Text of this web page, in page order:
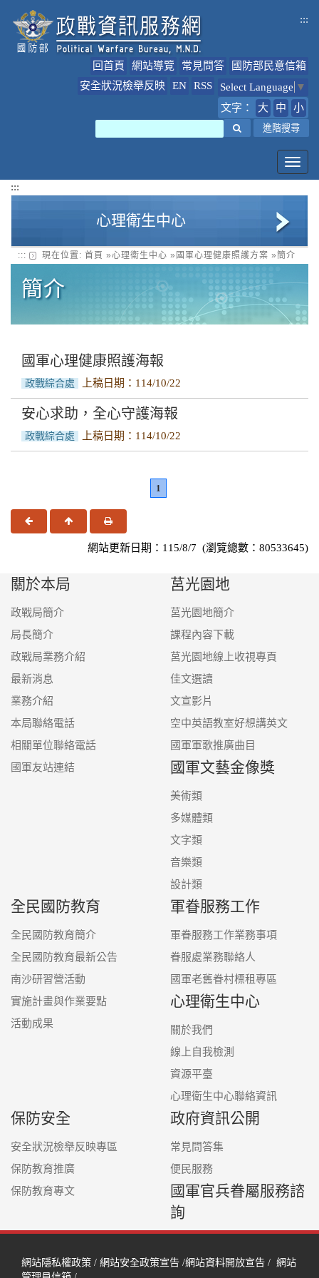
:::
回首頁 網站導覽 常見問答
國防部民意信箱
安全狀況檢舉反映
EN RSS Select Language ▼
文字：
大 中 小
進階搜尋
:::
心理衛生中心
關於我們
線上自我檢測
資源平臺
心理衛生中心聯絡資訊
國軍心理健康照護方案
方案問答集
::: 現在位置: 首頁 »心理衛生中心 » 國軍心理健康照護方案 »簡介
簡介
國軍心理健康照護海報
政戰綜合處 上稿日期：114/10/22
安心求助，全心守護海報
政戰綜合處 上稿日期：114/10/22
1
上一頁 回頂端 友善列印
網站更新日期：115/8/7 (瀏覽總數：80533645)
關於本局
政戰局簡介
局長簡介
政戰局業務介紹
最新消息
業務介紹
本局聯絡電話
相關單位聯絡電話
國軍友站連結
莒光園地
莒光園地簡介
課程內容下載
莒光園地線上收視專頁
佳文選讀
文宣影片
空中英語教室好想講英文
國軍軍歌推廣曲目
國軍文藝金像獎
美術類
多媒體類
文字類
音樂類
設計類
全民國防教育
全民國防教育簡介
全民國防教育最新公告
南沙研習營活動
實施計畫與作業要點
活動成果
軍眷服務工作
軍眷服務工作業務事項
眷服處業務聯絡人
國軍老舊眷村標租專區
心理衛生中心
關於我們
線上自我檢測
資源平臺
心理衛生中心聯絡資訊
保防安全
安全狀況檢舉反映專區
保防教育推廣
保防教育專文
政府資訊公開
常見問答集
便民服務
國軍官兵眷屬服務諮
詢
網站隱私權政策 / 網站安全政策宣告 /網站資料開放宣告 / 網站